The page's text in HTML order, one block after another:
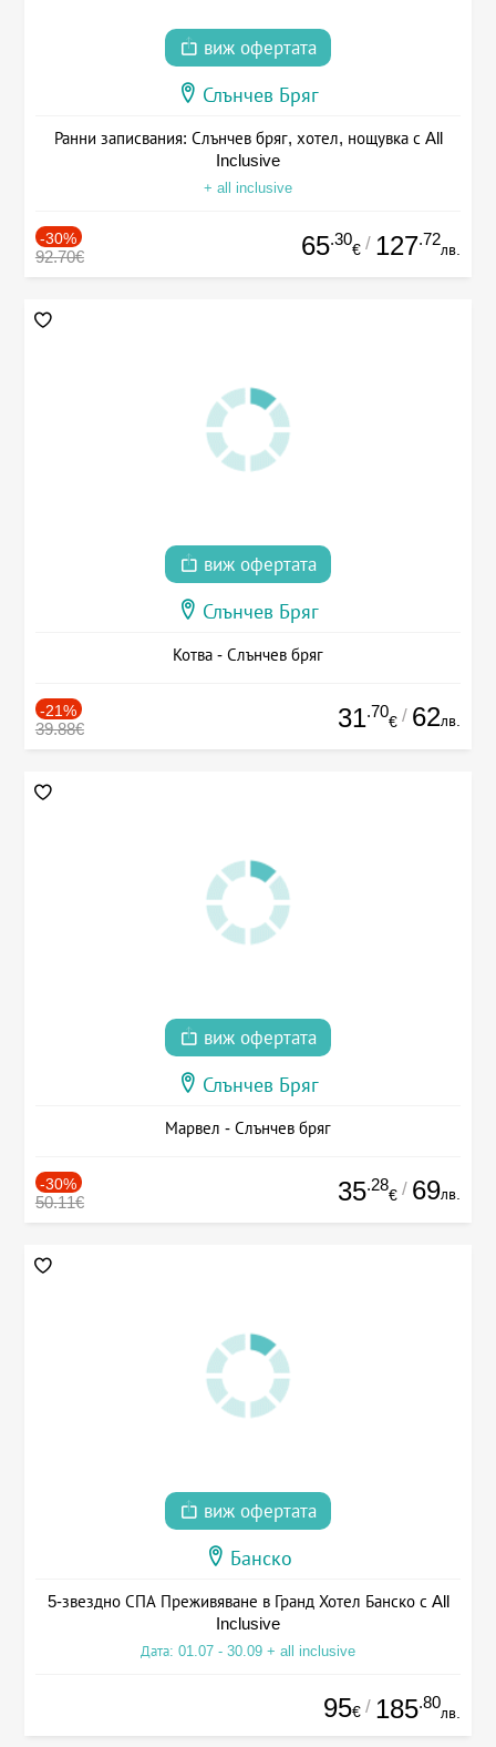
виж офертата
Слънчев Бряг
Ранни записвания: Слънчев бряг, хотел, нощувка с All
Inclusive
+ all inclusive
-30%
92.70€ 65.30
€ / 127.72
лв.
виж офертата
Слънчев Бряг
Котва - Слънчев бряг
-21%
39.88€ 31.70
€ / 62лв.
виж офертата
Слънчев Бряг
Марвел - Слънчев бряг
-30%
50.11€ 35.28
€ / 69лв.
виж офертата
Банско
5-звездно СПА Преживяване в Гранд Хотел Банско с All
Inclusive
Дата: 01.07 - 30.09 + all inclusive
95€ / 185.80
лв.